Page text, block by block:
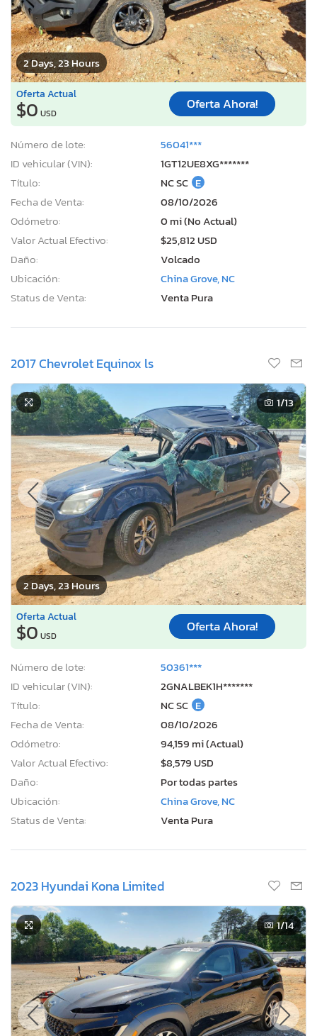
2 Days, 23 Hours
Oferta Actual
$0 USD
Oferta Ahora!
Número de lote:
56041***
ID vehicular (VIN):
1GT12UE8XG*******
Título:
NC SC E
Fecha de Venta:
08/10/2026
Odómetro:
0 mi (No Actual)
Valor Actual Efectivo:
$25,812 USD
Daño:
Volcado
Ubicación:
China Grove, NC
Status de Venta:
Venta Pura
2017 Chevrolet Equinox ls
2 Days, 23 Hours
1/13
Oferta Actual
$0 USD
Oferta Ahora!
Número de lote:
50361***
ID vehicular (VIN):
2GNALBEK1H*******
Título:
NC SC E
Fecha de Venta:
08/10/2026
Odómetro:
94,159 mi (Actual)
Valor Actual Efectivo:
$8,579 USD
Daño:
Por todas partes
Ubicación:
China Grove, NC
Status de Venta:
Venta Pura
2023 Hyundai Kona Limited
1/14